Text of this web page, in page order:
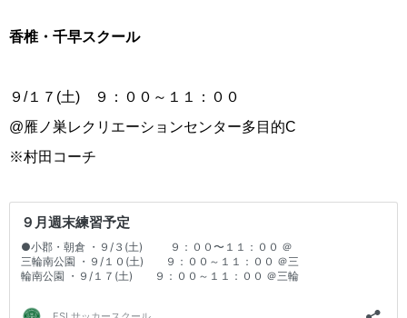
香椎・千早スクール
９/１７(土) ９：００～１１：００
@雁ノ巣レクリエーションセンター多目的C
※村田コーチ